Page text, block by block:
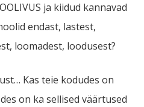
ja kiidud kannavad
endast, lastest,
loomadest, loodusest?
Kas teie kodudes on
on ka sellised väärtused